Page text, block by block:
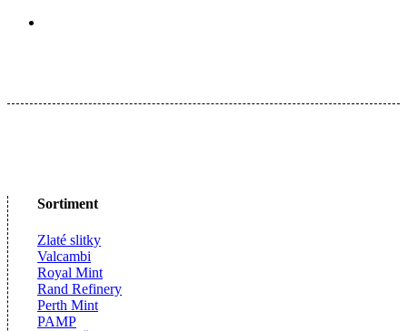
Sortiment
Zlaté slitky
Valcambi
Royal Mint
Rand Refinery
Perth Mint
PAMP